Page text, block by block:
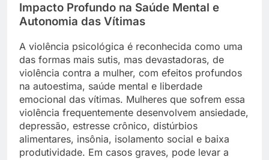
Impacto Profundo na Saúde Mental e
Autonomia das Vítimas
A violência psicológica é reconhecida como uma
das formas mais sutis, mas devastadoras, de
violência contra a mulher, com efeitos profundos
na autoestima, saúde mental e liberdade
emocional das vítimas. Mulheres que sofrem essa
violência frequentemente desenvolvem ansiedade,
depressão, estresse crônico, distúrbios
alimentares, insônia, isolamento social e baixa
produtividade. Em casos graves, pode levar a